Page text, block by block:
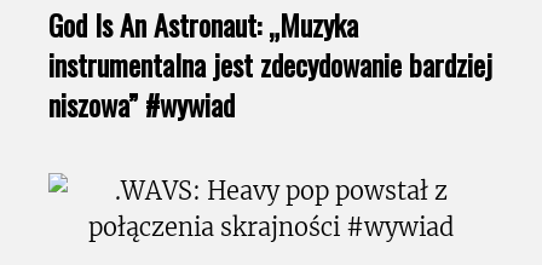
God Is An Astronaut: „Muzyka
instrumentalna jest zdecydowanie bardziej
niszowa” #wywiad